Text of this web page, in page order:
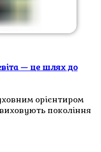
— це шлях до
орієнтиром
покоління